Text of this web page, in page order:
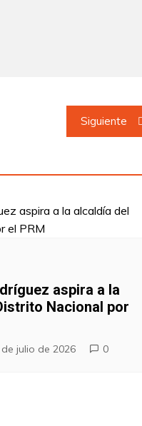
Siguiente
aspira a la
Nacional por
julio de 2026 0